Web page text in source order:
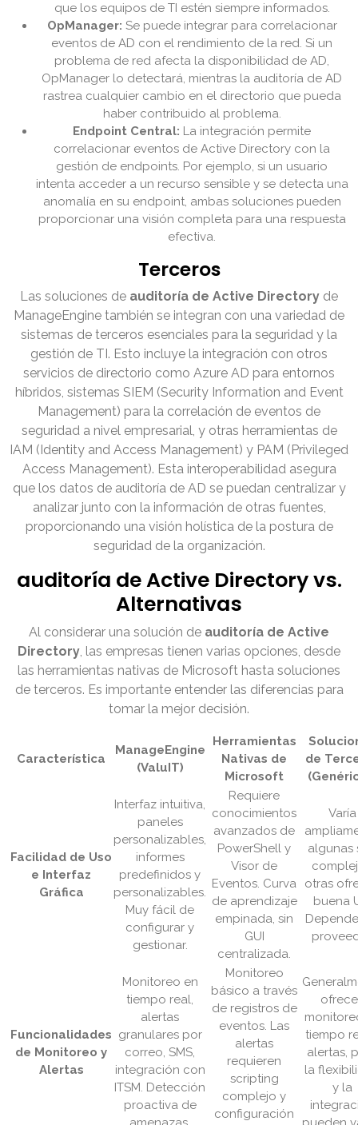
que los equipos de TI estén siempre informados.
OpManager: Se puede integrar para correlacionar
eventos de AD con el rendimiento de la red. Si un
problema de red afecta la disponibilidad de AD,
OpManager lo detectará, mientras la auditoría de AD
rastrea cualquier cambio en el directorio que pueda
haber contribuido al problema.
Endpoint Central: La integración permite
correlacionar eventos de Active Directory con la
gestión de endpoints. Por ejemplo, si un usuario
intenta acceder a un recurso sensible y se detecta una
anomalía en su endpoint, ambas soluciones pueden
proporcionar una visión completa para una respuesta
efectiva.
Terceros
Las soluciones de auditoría de Active Directory de
ManageEngine también se integran con una variedad de
sistemas de terceros esenciales para la seguridad y la
gestión de TI. Esto incluye la integración con otros
servicios de directorio como Azure AD para entornos
híbridos, sistemas SIEM (Security Information and Event
Management) para la correlación de eventos de
seguridad a nivel empresarial, y otras herramientas de
IAM (Identity and Access Management) y PAM (Privileged
Access Management). Esta interoperabilidad asegura
que los datos de auditoría de AD se puedan centralizar y
analizar junto con la información de otras fuentes,
proporcionando una visión holística de la postura de
seguridad de la organización.
auditoría de Active Directory vs.
Alternativas
Al considerar una solución de auditoría de Active
Directory, las empresas tienen varias opciones, desde
las herramientas nativas de Microsoft hasta soluciones
de terceros. Es importante entender las diferencias para
tomar la mejor decisión.
Característica
ManageEngine
(ValuIT)
Herramientas
Nativas de
Microsoft
de
Facilidad de Uso
e Interfaz
Gráfica
Interfaz intuitiva,
paneles
personalizables,
informes
predefinidos y
personalizables.
Muy fácil de
configurar y
gestionar.
Requiere
conocimientos
avanzados de
PowerShell y
Visor de
Eventos. Curva
de aprendizaje
empinada, sin
GUI
centralizada.
Varía
algunas
otras
buena
Funcionalidades
de Monitoreo y
Alertas
Monitoreo en
tiempo real,
alertas
granulares por
correo, SMS,
integración con
ITSM. Detección
proactiva de
Monitoreo
básico a través
de registros de
eventos. Las
alertas
requieren
scripting
complejo y
configuración
tiempo
alertas,
la
y la